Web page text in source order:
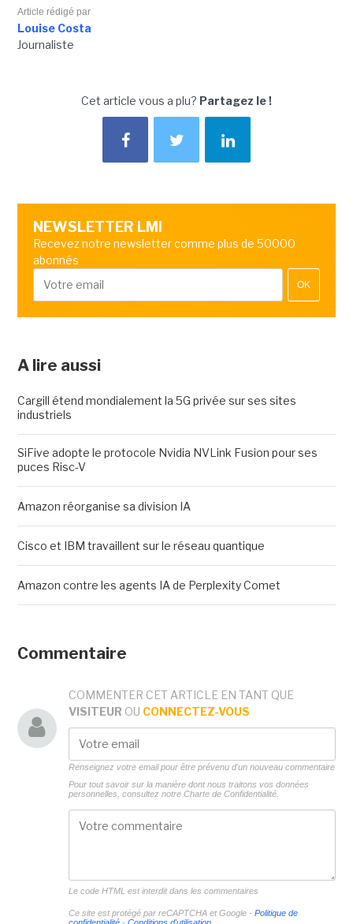
Article rédigé par
Louise Costa
Journaliste
Cet article vous a plu? Partagez le !
NEWSLETTER LMI
Recevez notre newsletter comme plus de 50000
abonnés
OK
A lire aussi
Cargill étend mondialement la 5G privée sur ses sites
industriels
SiFive adopte le protocole Nvidia NVLink Fusion pour ses
puces Risc-V
Amazon réorganise sa division IA
Cisco et IBM travaillent sur le réseau quantique
Amazon contre les agents IA de Perplexity Comet
Commentaire
COMMENTER CET ARTICLE EN TANT QUE
VISITEUR OU CONNECTEZ-VOUS
Renseignez votre email pour être prévenu d'un nouveau commentaire
Pour tout savoir sur la manière dont nous traitons vos données
personnelles, consultez notre Charte de Confidentialité.
Le code HTML est interdit dans les commentaires
Ce site est protégé par reCAPTCHA et Google - Politique de